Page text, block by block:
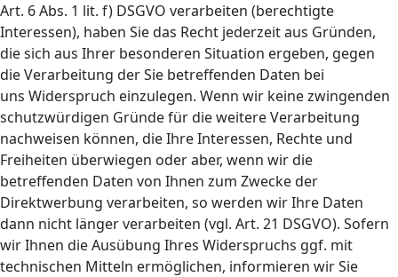
Art. 6 Abs. 1 lit. f) DSGVO verarbeiten (berechtigte
Interessen), haben Sie das Recht jederzeit aus Gründen,
die sich aus Ihrer besonderen Situation ergeben, gegen
die Verarbeitung der Sie betreffenden Daten bei
uns Widerspruch einzulegen. Wenn wir keine zwingenden
schutzwürdigen Gründe für die weitere Verarbeitung
nachweisen können, die Ihre Interessen, Rechte und
Freiheiten überwiegen oder aber, wenn wir die
betreffenden Daten von Ihnen zum Zwecke der
Direktwerbung verarbeiten, so werden wir Ihre Daten
dann nicht länger verarbeiten (vgl. Art. 21 DSGVO). Sofern
wir Ihnen die Ausübung Ihres Widerspruchs ggf. mit
technischen Mitteln ermöglichen, informieren wir Sie